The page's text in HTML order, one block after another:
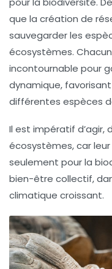
que la création de
sauvegarder les
écosystèmes.
incontournable pour
dynamique,
différentes espèces
Il est impératif d’agir,
écosystèmes, car
seulement pour la
bien-être collectif,
climatique croissant.